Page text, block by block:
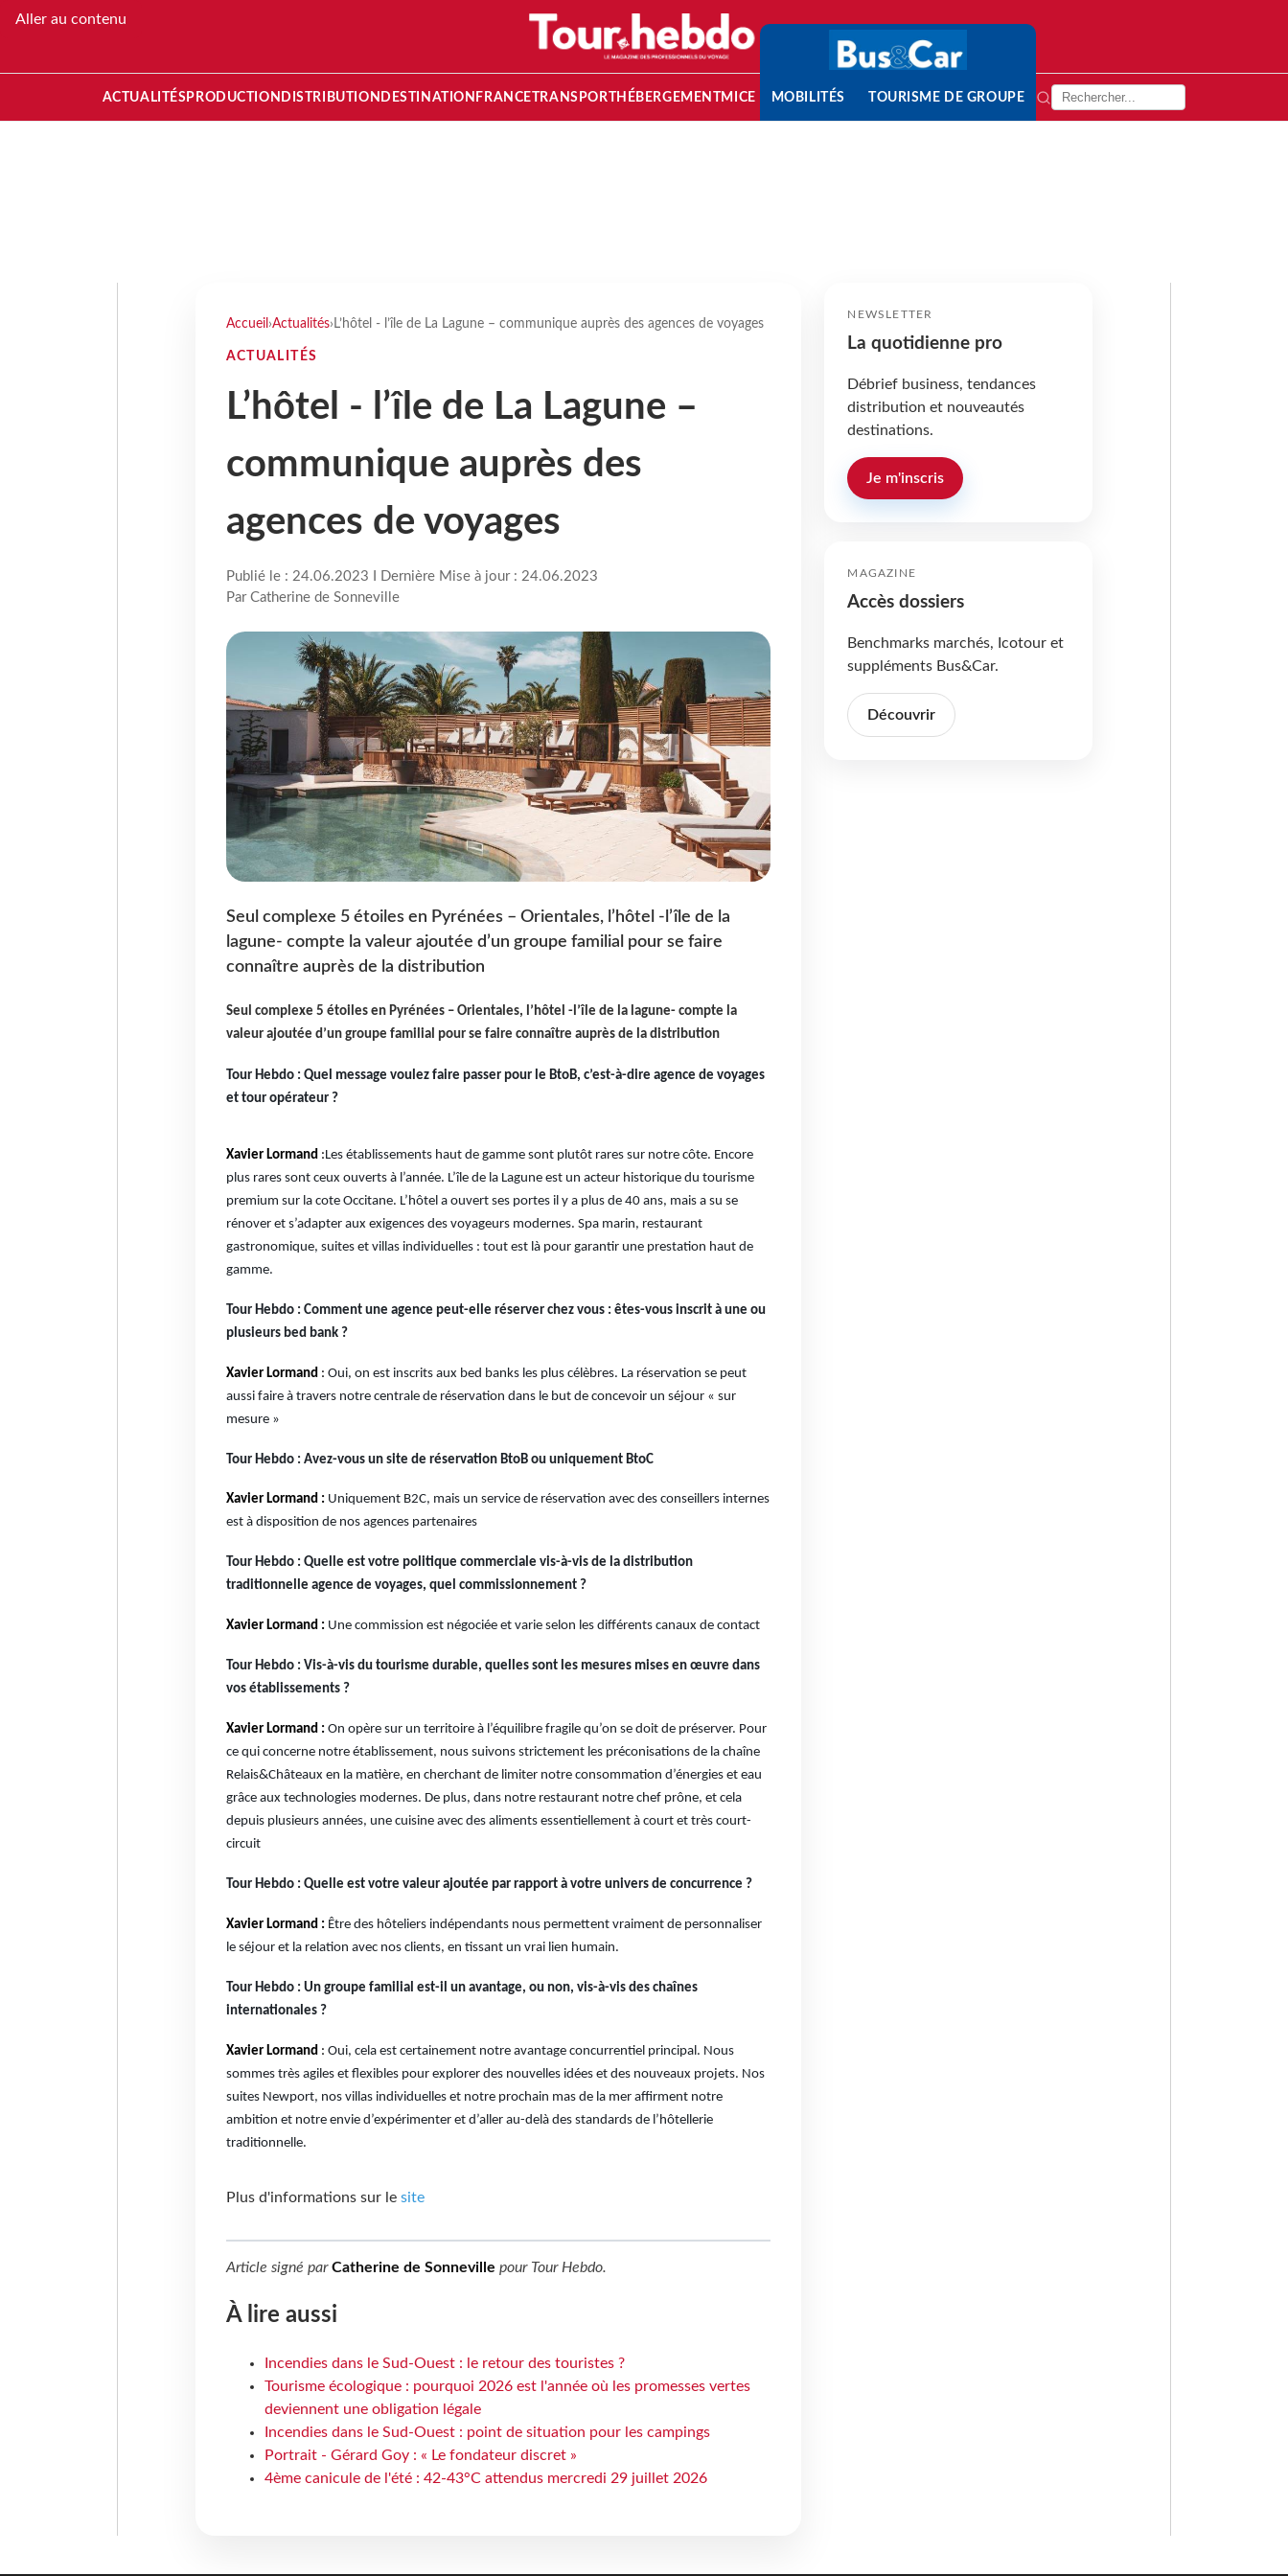
Aller au contenu
ACTUALITÉS PRODUCTION DISTRIBUTION DESTINATION FRANCETRANSPORT HÉBERGEMENTMICE MOBILITÉS TOURISME DE GROUPE
Accueil ›Actualités› L’hôtel - l’île de La Lagune – communique auprès des agences de voyages
ACTUALITÉS
L’hôtel - l’île de La Lagune –
communique auprès des
agences de voyages
Publié le : 24.06.2023 I Dernière Mise à jour : 24.06.2023
Par Catherine de Sonneville
Seul complexe 5 étoiles en Pyrénées – Orientales, l’hôtel -l’île de la
lagune- compte la valeur ajoutée d’un groupe familial pour se faire
connaître auprès de la distribution
Seul complexe 5 étoiles en Pyrénées – Orientales, l’hôtel -l’île de la lagune- compte la
valeur ajoutée d’un groupe familial pour se faire connaître auprès de la distribution
Tour Hebdo : Quel message voulez faire passer pour le BtoB, c’est-à-dire agence de voyages
et tour opérateur ?
Xavier Lormand :Les établissements haut de gamme sont plutôt rares sur notre côte. Encore
plus rares sont ceux ouverts à l’année. L’île de la Lagune est un acteur historique du tourisme
premium sur la cote Occitane. L’hôtel a ouvert ses portes il y a plus de 40 ans, mais a su se
rénover et s’adapter aux exigences des voyageurs modernes. Spa marin, restaurant
gastronomique, suites et villas individuelles : tout est là pour garantir une prestation haut de
gamme.
Tour Hebdo : Comment une agence peut-elle réserver chez vous : êtes-vous inscrit à une ou
plusieurs bed bank ?
Xavier Lormand : Oui, on est inscrits aux bed banks les plus célèbres. La réservation se peut
aussi faire à travers notre centrale de réservation dans le but de concevoir un séjour « sur
mesure »
Tour Hebdo : Avez-vous un site de réservation BtoB ou uniquement BtoC
Xavier Lormand : Uniquement B2C, mais un service de réservation avec des conseillers internes
est à disposition de nos agences partenaires
Tour Hebdo : Quelle est votre politique commerciale vis-à-vis de la distribution
traditionnelle agence de voyages, quel commissionnement ?
Xavier Lormand : Une commission est négociée et varie selon les différents canaux de contact
Tour Hebdo : Vis-à-vis du tourisme durable, quelles sont les mesures mises en œuvre dans
vos établissements ?
Xavier Lormand : On opère sur un territoire à l’équilibre fragile qu’on se doit de préserver. Pour
ce qui concerne notre établissement, nous suivons strictement les préconisations de la chaîne
Relais&Châteaux en la matière, en cherchant de limiter notre consommation d’énergies et eau
grâce aux technologies modernes. De plus, dans notre restaurant notre chef prône, et cela
depuis plusieurs années, une cuisine avec des aliments essentiellement à court et très court-
circuit
Tour Hebdo : Quelle est votre valeur ajoutée par rapport à votre univers de concurrence ?
Xavier Lormand : Être des hôteliers indépendants nous permettent vraiment de personnaliser
le séjour et la relation avec nos clients, en tissant un vrai lien humain.
Tour Hebdo : Un groupe familial est-il un avantage, ou non, vis-à-vis des chaînes
internationales ?
Xavier Lormand : Oui, cela est certainement notre avantage concurrentiel principal. Nous
sommes très agiles et flexibles pour explorer des nouvelles idées et des nouveaux projets. Nos
suites Newport, nos villas individuelles et notre prochain mas de la mer affirment notre
ambition et notre envie d’expérimenter et d’aller au-delà des standards de l’hôtellerie
traditionnelle.
Plus d'informations sur le site
Article signé parCatherine de Sonneville pour Tour Hebdo.
À lire aussi
Incendies dans le Sud-Ouest : le retour des touristes ?
Tourisme écologique : pourquoi 2026 est l'année où les promesses vertes
deviennent une obligation légale
Incendies dans le Sud-Ouest : point de situation pour les campings
Portrait - Gérard Goy : « Le fondateur discret »
4ème canicule de l'été : 42-43°C attendus mercredi 29 juillet 2026
NEWSLETTER
La quotidienne pro
Débrief business, tendances
distribution et nouveautés
destinations.
Je m'inscris
MAGAZINE
Accès dossiers
Benchmarks marchés, Icotour et
suppléments Bus&Car.
Découvrir